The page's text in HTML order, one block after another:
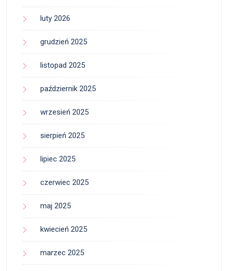
luty 2026
grudzień 2025
listopad 2025
październik 2025
wrzesień 2025
sierpień 2025
lipiec 2025
czerwiec 2025
maj 2025
kwiecień 2025
marzec 2025